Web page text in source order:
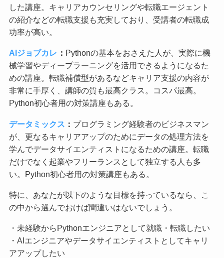
した講座。キャリアカウンセリングや転職エージェント
の紹介などの転職支援も充実しており、受講者の転職成
功率が高い。
AIジョブカレ ： Pythonの基本をおさえた人が、実際に機
械学習やディープラーニングを活用できるようになるた
めの講座。転職補償型があるなどキャリア支援の内容が
非常に手厚く、講師の質も最高クラス。コスパ最高。
Python初心者用の対策講座もある。
データミックス ： プログラミング経験者のビジネスマン
が、更なるキャリアアップのためにデータの処理方法を
学んでデータサイエンティストになるための講座。転職
だけでなく起業やフリーランスとして独立する人も多
い。Python初心者用の対策講座もある。
特に、あなたが以下のような目標を持っているなら、こ
の中から選んでおけば間違いはないでしょう。
・未経験からPythonエンジニアとして就職・転職したい
・AIエンジニアやデータサイエンティストとしてキャリ
アアップしたい